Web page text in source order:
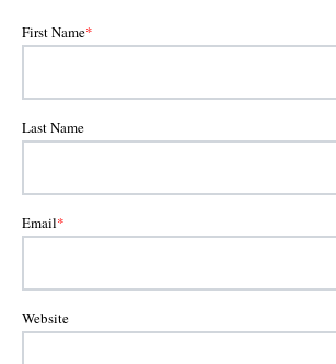
First Name*
Last Name
Email*
Website